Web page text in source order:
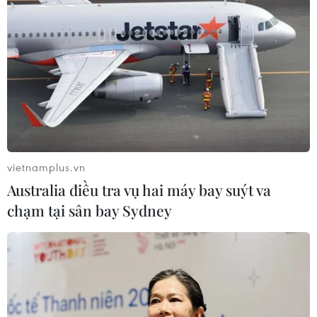
Chủ tịch Quốc hội Trần Thanh Mẫn
tiếp Đại sứ Hoa Kỳ Jennifer Wicks
06/08/2026 13:43
Tổng thống Trump bác tin Mỹ thiếu
hụt vũ khí vì chiến dịch Trung Đông
Mỹ điều tra sự cố hàng không liên
quan đến trực thăng chở Tổng thống
Trump
vietnamplus.vn
Australia điều tra vụ hai máy bay suýt va
chạm tại sân bay Sydney